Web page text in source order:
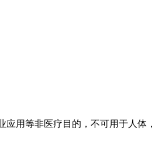
用等非医疗目的，不可用于人体